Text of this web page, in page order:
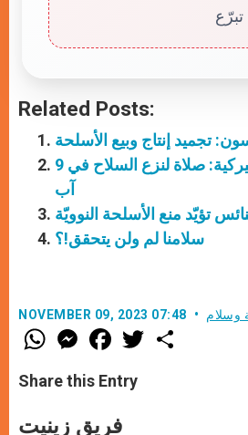
Related Posts:
تجميد إنتاج وبيع الأسلحة
الولايات المتحدة الأميركية: صلاة لنزع السلاح في 9
آب
تؤيّد منع الأسلحة النوويّة
سلامنا لم ولن يتحقق!؟
NOVEMBER 09, 2023 07:48 وسلام
W
h
t
s
p
M
e
s
e
g
F
a
e
b
o
w
Share this Entry
فريق زينيت